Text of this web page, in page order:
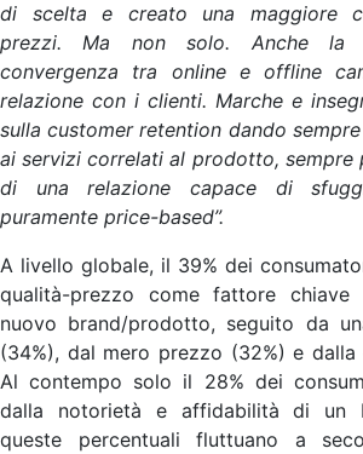
di scelta e creato una maggiore
prezzi. Ma non solo. Anche la
convergenza tra online e offline
relazione con i clienti. Marche e
sulla customer retention dando
ai servizi correlati al prodotto, sempre
di una relazione capace di
puramente price-based”.
A livello globale, il 39% dei
qualità-prezzo come fattore
nuovo brand/prodotto, seguito da
(34%), dal mero prezzo (32%) e dalla
Al contempo solo il 28% dei
dalla notorietà e affidabilità di un
queste percentuali fluttuano a